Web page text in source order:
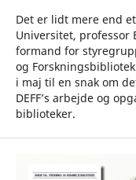
Det er lidt mere end
Universitet, professor
formand for
og Forskningsbibliotek
i maj til en snak om
DEFF’s arbejde og
biblioteker.